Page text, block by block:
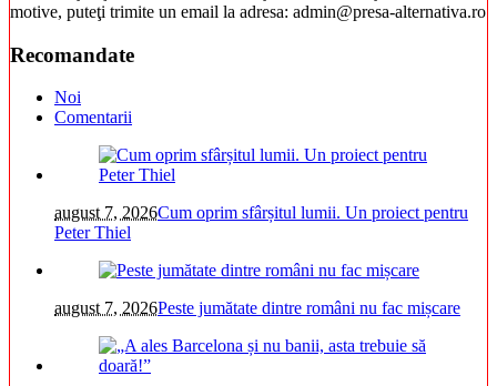
motive, puteţi trimite un email la adresa: admin@presa-alternativa.ro
Recomandate
Noi
Comentarii
august 7, 2026Cum oprim sfârșitul lumii. Un proiect pentru
Peter Thiel
august 7, 2026Peste jumătate dintre români nu fac mișcare